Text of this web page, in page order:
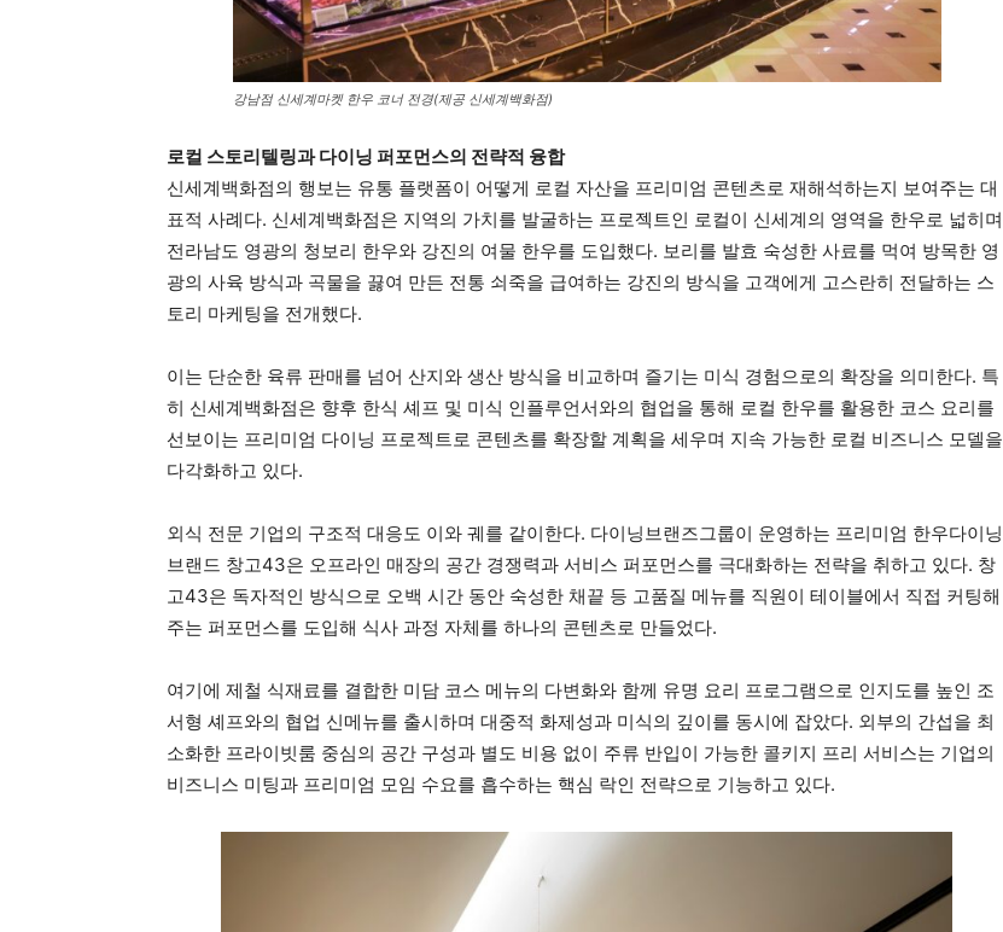
강남점 신세계마켓 한우 코너 전경(제공 신세계백화점)
로컬 스토리텔링과 다이닝 퍼포먼스의 전략적 융합
신세계백화점의 행보는 유통 플랫폼이 어떻게 로컬 자산을 프리미엄 콘텐츠로 재해석하는지 보여주는 대
표적 사례다. 신세계백화점은 지역의 가치를 발굴하는 프로젝트인 로컬이 신세계의 영역을 한우로 넓히며
전라남도 영광의 청보리 한우와 강진의 여물 한우를 도입했다. 보리를 발효 숙성한 사료를 먹여 방목한 영
광의 사육 방식과 곡물을 끓여 만든 전통 쇠죽을 급여하는 강진의 방식을 고객에게 고스란히 전달하는 스
토리 마케팅을 전개했다.
이는 단순한 육류 판매를 넘어 산지와 생산 방식을 비교하며 즐기는 미식 경험으로의 확장을 의미한다. 특
히 신세계백화점은 향후 한식 셰프 및 미식 인플루언서와의 협업을 통해 로컬 한우를 활용한 코스 요리를
선보이는 프리미엄 다이닝 프로젝트로 콘텐츠를 확장할 계획을 세우며 지속 가능한 로컬 비즈니스 모델을
다각화하고 있다.
외식 전문 기업의 구조적 대응도 이와 궤를 같이한다. 다이닝브랜즈그룹이 운영하는 프리미엄 한우다이닝
브랜드 창고43은 오프라인 매장의 공간 경쟁력과 서비스 퍼포먼스를 극대화하는 전략을 취하고 있다. 창
고43은 독자적인 방식으로 오백 시간 동안 숙성한 채끝 등 고품질 메뉴를 직원이 테이블에서 직접 커팅해
주는 퍼포먼스를 도입해 식사 과정 자체를 하나의 콘텐츠로 만들었다.
여기에 제철 식재료를 결합한 미담 코스 메뉴의 다변화와 함께 유명 요리 프로그램으로 인지도를 높인 조
서형 셰프와의 협업 신메뉴를 출시하며 대중적 화제성과 미식의 깊이를 동시에 잡았다. 외부의 간섭을 최
소화한 프라이빗룸 중심의 공간 구성과 별도 비용 없이 주류 반입이 가능한 콜키지 프리 서비스는 기업의
비즈니스 미팅과 프리미엄 모임 수요를 흡수하는 핵심 락인 전략으로 기능하고 있다.